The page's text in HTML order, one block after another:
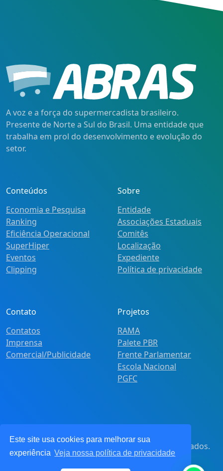
Este site usa cookies para melhorar sua
experiência Veja nossa política de privacidade
A voz e a força do supermercadista brasileiro.
Presente de Norte a Sul do Brasil. Uma entidade que
trabalha em prol do desenvolvimento e evolução do
setor.
Conteúdos
Economia e Pesquisa
Ranking
Eficiência Operacional
SuperHiper
Eventos
Clipping
Sobre
Entidade
Associações Estaduais
Comitês
Localização
Expediente
Política de privacidade
Contato
Contatos
Imprensa
Comercial/Publicidade
Projetos
RAMA
Palete PBR
Frente Parlamentar
Escola Nacional
PGFC
Pot&Pracy
. Todos os direitos reservados.
CNPJ: 62.360.268.0001/91